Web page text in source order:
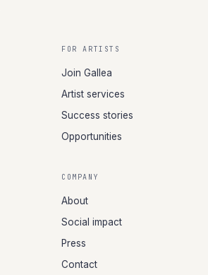
FOR ARTISTS
Join Gallea
Artist services
Success stories
Opportunities
COMPANY
About
Social impact
Press
Contact